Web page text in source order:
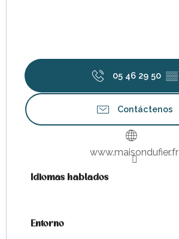
05 46 29 50 ▒▒
Contáctenos
www.maisondufier.fr
Idiomas hablados
Idiomas hablados
Entorno
Entorno